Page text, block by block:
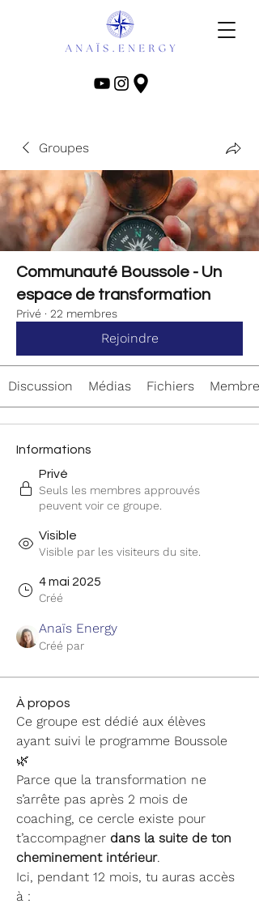
Groupes
Communauté Boussole - Un
espace de transformation
Privé · 22 membres
Rejoindre
Discussion Médias Fichiers Membres
Informations
Privé
Seuls les membres approuvés
peuvent voir ce groupe.
Visible
Visible par les visiteurs du site.
4 mai 2025
Créé
Anaïs Energy
Créé par
À propos
Ce groupe est dédié aux élèves
ayant suivi le programme Boussole
🌿
Parce que la transformation ne
s’arrête pas après 2 mois de
coaching, ce cercle existe pour
t’accompagner dans la suite de ton
cheminement intérieur.
Ici, pendant 12 mois, tu auras accès
à :